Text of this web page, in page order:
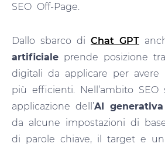
SEO Off-Page.
Dallo sbarco di Chat GPT
artificiale prende posizione
digitali da applicare per avere
più efficienti. Nell’ambito SEO
applicazione dell’AI generativa
da alcune impostazioni di
di parole chiave, il target e